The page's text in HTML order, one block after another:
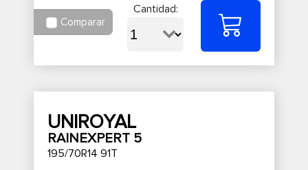
Comparar
Cantidad:
UNIROYAL
RAINEXPERT 5
195/70R14 91T